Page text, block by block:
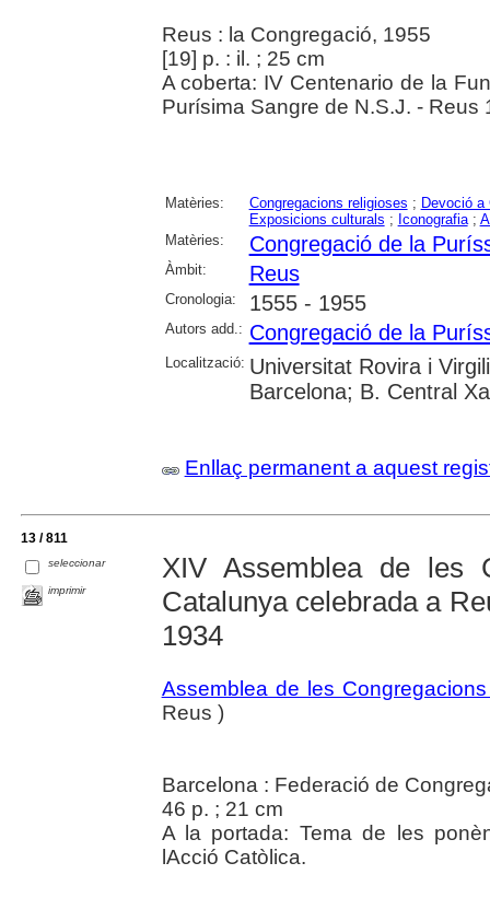
Reus : la Congregació, 1955
[19] p. : il. ; 25 cm
A coberta: IV Centenario de la
Purísima Sangre de N.S.J. - Reus
Matèries: Congregacions religioses ; Devoció a
Exposicions culturals ; Iconografia;
Matèries:
Congregació de la
Àmbit: Reus
Cronologia: 1555 - 1955
Autors add.: Congregació de la
Localització: Universitat Rovira i
Barcelona; B. Central
Enllaç permanent a aquest
13 / 811
seleccionar
imprimir
XIV Assemblea de les
Catalunya celebrada a
1934
Assemblea de les
Reus )
Barcelona : Federació de
46 p. ; 21 cm
A la portada: Tema de les
lAcció Catòlica.